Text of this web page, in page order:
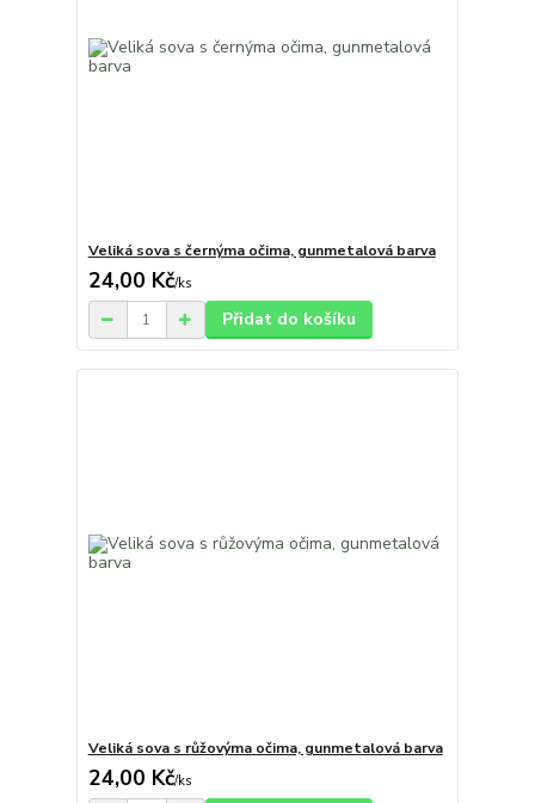
Veliká sova s černýma očima, gunmetalová barva
24,00 Kč/ks
Přidat do košíku
Veliká sova s růžovýma očima, gunmetalová barva
24,00 Kč/ks